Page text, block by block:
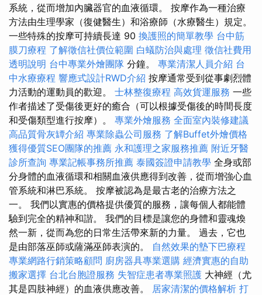
系統，從而增加內臟器官的血液循環。 按摩作為一種治療
方法由生理學家（復健醫生）和浴療師（水療醫生）規定。
一些特殊的按摩可持續長達 90 換護照的簡單教學 台中筋
膜刀療程 了解徵信社價位範圍 白蟻防治與處理 徵信社費用
透明說明 台中專業外燴團隊 分鐘。 專業清潔人員介紹 台
中水療療程 響應式設計RWD介紹 按摩通常受到從事劇烈體
力活動的運動員的歡迎。 士林整復療程 高效貨運服務 一些
作者描述了受傷後更好的癒合（可以根據受傷後的時間長度
和受傷類型進行按摩）。 專業外燴服務 全面室內裝修建議
高品質骨灰罈介紹 專業除蟲公司服務 了解Buffet外燴價格
獲得優質SEO團隊的推薦 永和護理之家服務推薦 附近牙醫
診所查詢 專業記帳事務所推薦 泰國簽證申請教學 全身或部
分身體的血液循環和相關血液供應得到改善，從而增強心血
管系統和淋巴系統。 按摩被認為是最古老的治療方法之
一。 我們以實惠的價格提供優質的服務，讓每個人都能體
驗到完全的精神和諧。 我們的目標是讓您的身體和靈魂煥
然一新，從而為您的日常生活帶來新的力量。 過去，它也
是由部落巫師或薩滿巫師表演的。 自然效果的墊下巴療程
專業網路行銷策略顧問 廚房器具專業選購 經濟實惠的自助
搬家選擇 台北台胞證服務 失智症患者專業照護 大神經（尤
其是四肢神經）的血液供應改善。 居家清潔的價格解析 打